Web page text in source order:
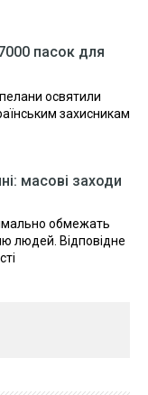
пасок для
освятили
захисникам
масові заходи
обмежать
людей. Відповідне